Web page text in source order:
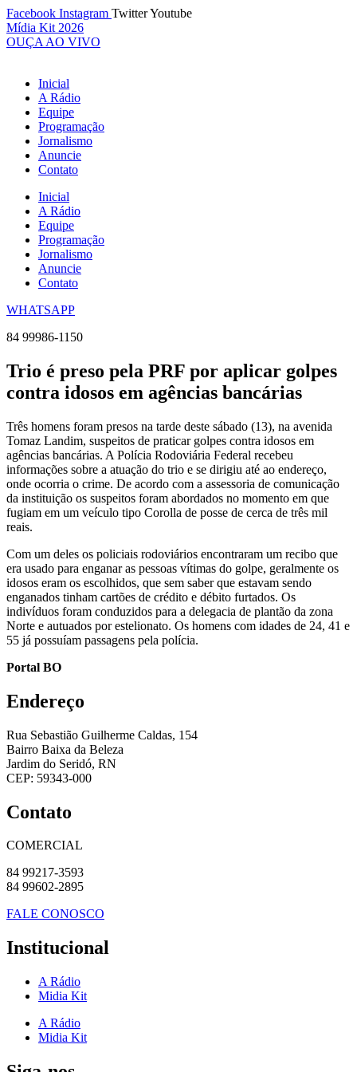
Ir
para
o
Facebook Instagram TwitterYoutube
Mídia Kit 2026
OUÇA AO VIVO
Inicial
A Rádio
Equipe
Programação
Jornalismo
Anuncie
Contato
Inicial
A Rádio
Equipe
Programação
Jornalismo
Anuncie
Contato
WHATSAPP
84 99986-1150
Trio é preso pela PRF por aplicar golpes
contra idosos em agências bancárias
Três homens foram presos na tarde deste sábado (13), na avenida
Tomaz Landim, suspeitos de praticar golpes contra idosos em
agências bancárias. A Polícia Rodoviária Federal recebeu
informações sobre a atuação do trio e se dirigiu até ao endereço,
onde ocorria o crime. De acordo com a assessoria de comunicação
da instituição os suspeitos foram abordados no momento em que
fugiam em um veículo tipo Corolla de posse de cerca de três mil
reais.
Com um deles os policiais rodoviários encontraram um recibo que
era usado para enganar as pessoas vítimas do golpe, geralmente os
idosos eram os escolhidos, que sem saber que estavam sendo
enganados tinham cartões de crédito e débito furtados. Os
indivíduos foram conduzidos para a delegacia de plantão da zona
Norte e autuados por estelionato. Os homens com idades de 24, 41 e
55 já possuíam passagens pela polícia.
Portal BO
Endereço
Rua Sebastião Guilherme Caldas, 154
Bairro Baixa da Beleza
Jardim do Seridó, RN
CEP: 59343-000
Contato
COMERCIAL
84 99217-3593
84 99602-2895
FALE CONOSCO
Institucional
A Rádio
Midia Kit
A Rádio
Midia Kit